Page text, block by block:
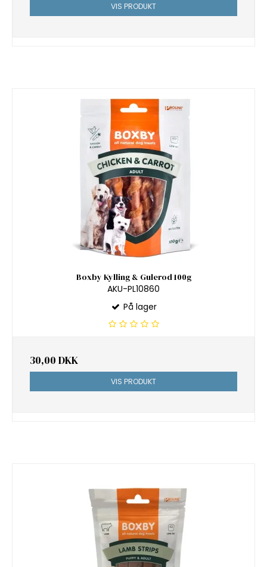
VIS PRODUKT
Boxby Kylling & Gulerod 100g
AKU-PL10860
På lager
30,00 DKK
VIS PRODUKT